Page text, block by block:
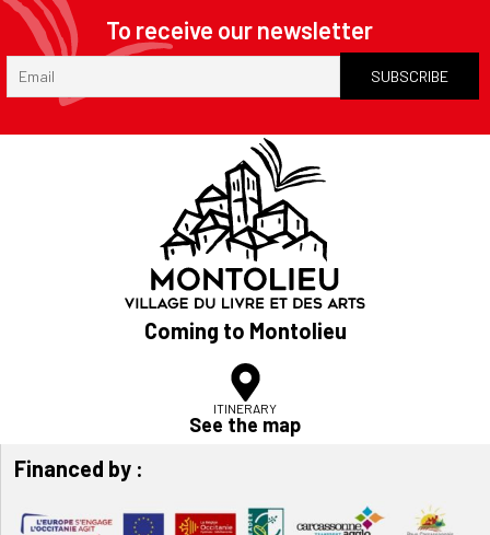
To receive our newsletter
Coming to Montolieu
ITINERARY
See the map
Financed by :